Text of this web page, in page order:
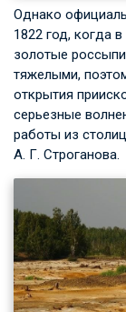
Однако
1822 год, когда
золотые
тяжелыми,
открытия
серьезные
работы из
А. Г. Строганова.